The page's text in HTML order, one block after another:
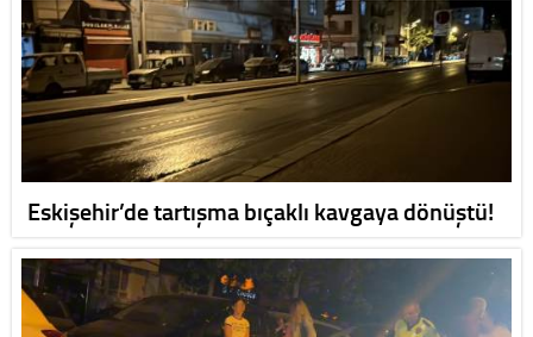
Eskişehir’de tartışma bıçaklı kavgaya dönüştü!